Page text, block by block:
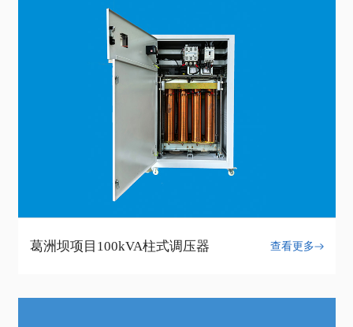
葛洲坝项目100kVA柱式调压器 查看更多